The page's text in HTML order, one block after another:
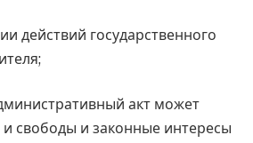
действий государственного
акт может
и свободы и законные интересы